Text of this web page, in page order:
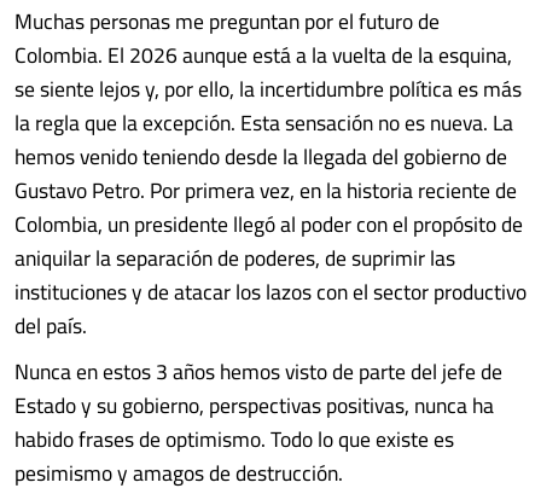
Muchas personas me preguntan por el futuro de
Colombia. El 2026 aunque está a la vuelta de la esquina,
se siente lejos y, por ello, la incertidumbre política es más
la regla que la excepción. Esta sensación no es nueva. La
hemos venido teniendo desde la llegada del gobierno de
Gustavo Petro. Por primera vez, en la historia reciente de
Colombia, un presidente llegó al poder con el propósito de
aniquilar la separación de poderes, de suprimir las
instituciones y de atacar los lazos con el sector productivo
del país.
Nunca en estos 3 años hemos visto de parte del jefe de
Estado y su gobierno, perspectivas positivas, nunca ha
habido frases de optimismo. Todo lo que existe es
pesimismo y amagos de destrucción.